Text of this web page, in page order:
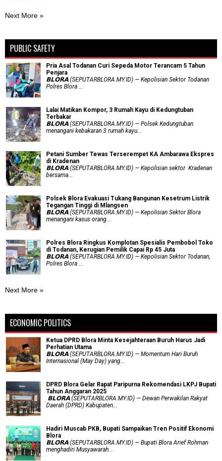
Next More »
PUBLIC SAFETY
Pria Asal Todanan Curi Sepeda Motor Terancam 5 Tahun
Penjara
𝗕𝗟𝗢𝗥𝗔 (SEPUTARBLORA.MY.ID) — Kepolisian Sektor Todanan
Polres Blora ...
Lalai Matikan Kompor, 3 Rumah Kayu di Kedungtuban
Terbakar
𝗕𝗟𝗢𝗥𝗔 (SEPUTARBLORA.MY.ID) — Polsek Kedungtuban
menangani kebakaran 3 rumah kayu...
Petani Sumber Tewas Terserempet KA Ambarawa Ekspres
di Kradenan
𝗕𝗟𝗢𝗥𝗔 (SEPUTARBLORA.MY.ID) — Kepolisian sektor Kradenan
bersama...
Polsek Blora Evakuasi Tukang Bangunan Kesetrum Listrik
Tegangan Tinggi di Mlangsen
𝗕𝗟𝗢𝗥𝗔 (SEPUTARBLORA.MY.ID) — Kepolisian Sektor Blora
menangani kasus orang...
Polres Blora Ringkus Komplotan Spesialis Pembobol Toko
di Todanan, Kerugian Pemilik Capai Rp 45 Juta
𝗕𝗟𝗢𝗥𝗔 (SEPUTARBLORA.MY.ID) — Kepolisian Sektor Todanan,
Polres Blora ...
Next More »
ECONOMIC POLITICS
Ketua DPRD Blora Minta Kesejahteraan Buruh Harus Jadi
Perhatian Utama
​𝗕𝗟𝗢𝗥𝗔 (SEPUTARBLORA.MY.ID) — Momentum Hari Buruh
Internasional (May Day) yang...
DPRD Blora Gelar Rapat Paripurna Rekomendasi LKPJ Bupati
Tahun Anggaran 2025
‎ 𝗕𝗟𝗢𝗥𝗔 (SEPUTARBLORA.MY.ID) — Dewan Perwakilan Rakyat
Daerah (DPRD) Kabupaten...
Hadiri Muscab PKB, Bupati Sampaikan Tren Positif Ekonomi
Blora
𝗕𝗟𝗢𝗥𝗔 (SEPUTARBLORA.MY.ID) — Bupati Blora Arief Rohman
menghadiri Musyawarah...